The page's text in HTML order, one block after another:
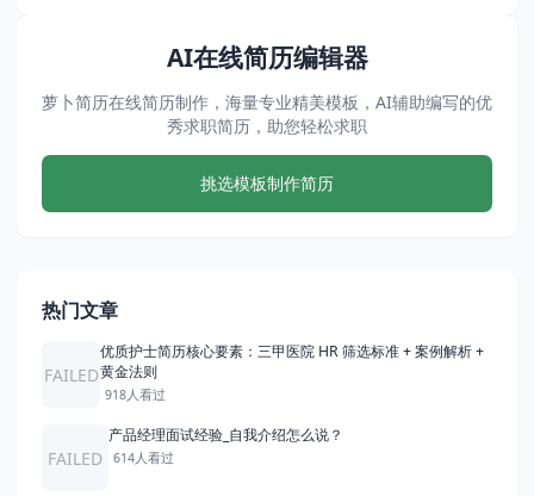
AI在线简历编辑器
萝卜简历在线简历制作，海量专业精美模板，AI辅助编写的优
秀求职简历，助您轻松求职
挑选模板制作简历
热门文章
FAILED
优质护士简历核心要素：三甲医院 HR 筛选标准 + 案例解析 +
黄金法则
918人看过
FAILED
产品经理面试经验_自我介绍怎么说？
614人看过